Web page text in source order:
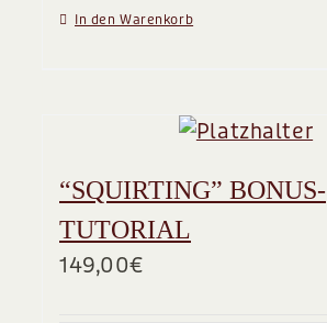
In den Warenkorb
“SQUIRTING” BONUS-
TUTORIAL
149,00€